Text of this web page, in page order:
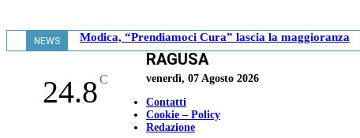
NEWS Modica, “Prendiamoci Cura” lascia la maggioranza
24.8C
RAGUSA
venerdì, 07 Agosto 2026
Contatti
Cookie – Policy
Redazione